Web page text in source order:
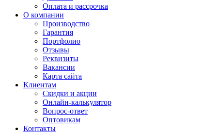
Оплата и рассрочка
О компании
Производство
Гарантия
Портфолио
Отзывы
Реквизиты
Вакансии
Карта сайта
Клиентам
Скидки и акции
Онлайн-калькулятор
Вопрос-ответ
Оптовикам
Контакты